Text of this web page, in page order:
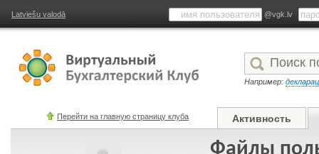
Latviešu valodā @vgk.lv
Например:
Перейти на главную страницу клуба Активность
Файлы